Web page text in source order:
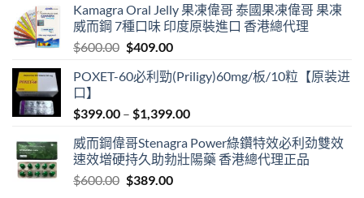
was:
$599.00.
is:
$399.00.
Kamagra Oral Jelly 果凍偉哥 泰國果凍偉哥 果凍
威而鋼 7種口味 印度原裝進口 香港總代理
$600.00 Original
was:
$409.00Current
is:
POXET-60必利勁(Priligy)60mg/板/10粒【原装进
口】
$399.00 – $1,399.00Price
$399.00
through
威而鋼偉哥Stenagra Power綠鑽特效必利劲雙效
速效增硬持久助勃壯陽藥 香港總代理正品
$600.00 Original
$389.00Current